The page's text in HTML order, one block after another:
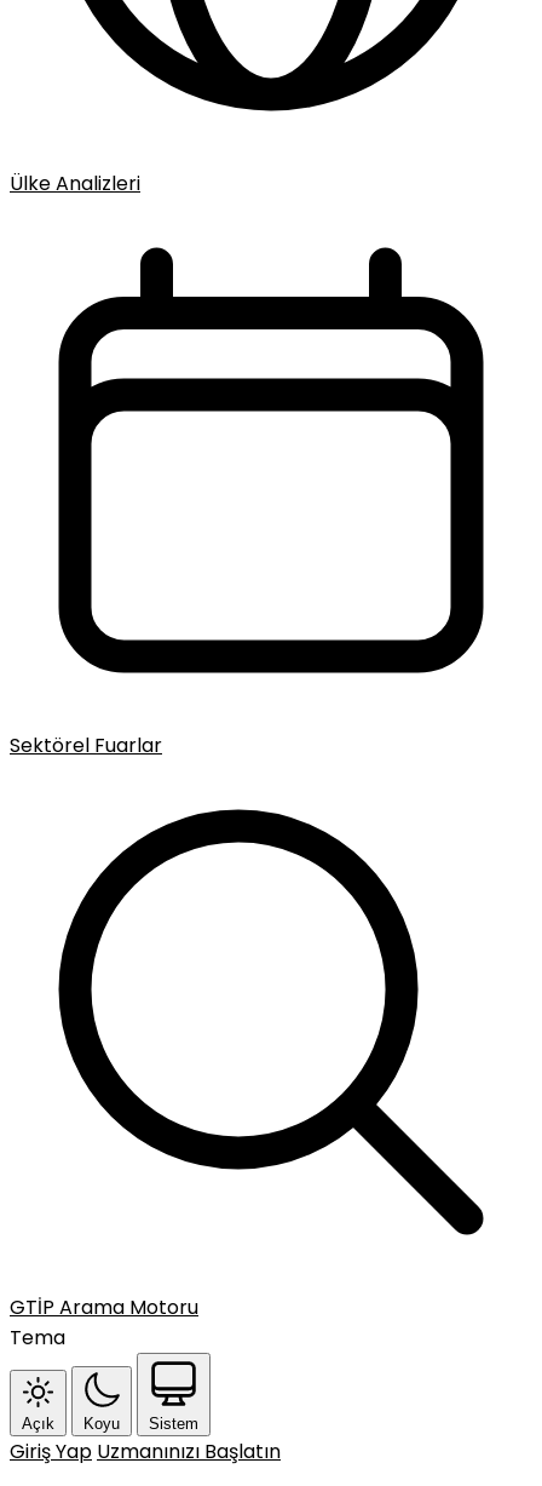
Ülke Analizleri
Sektörel Fuarlar
GTİP Arama Motoru
Tema
Açık Koyu Sistem
Giriş Yap Uzmanınızı Başlatın